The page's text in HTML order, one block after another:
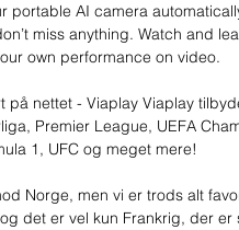
portable AI camera
miss anything. Watch and
own performance on video.
på nettet - Viaplay Viaplay
Premier League, UEFA
1, UFC og meget mere!
Norge, men vi er trods alt
det er vel kun Frankrig, der